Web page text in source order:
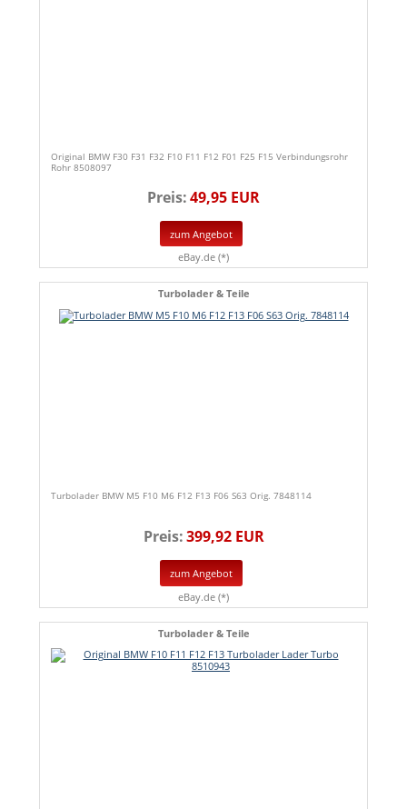
Original BMW F30 F31 F32 F10 F11 F12 F01 F25 F15 Verbindungsrohr
Rohr 8508097
Preis:49,95 EUR
zum Angebot
eBay.de (*)
Turbolader & Teile
Turbolader BMW M5 F10 M6 F12 F13 F06 S63 Orig. 7848114
Preis:399,92 EUR
zum Angebot
eBay.de (*)
Turbolader & Teile